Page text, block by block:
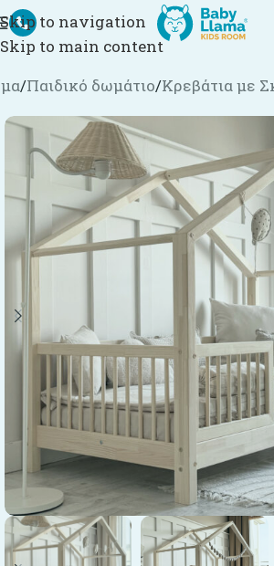
Skip to navigation
Skip to main content
/Παιδικό δωμάτιο/Κρεβάτια με